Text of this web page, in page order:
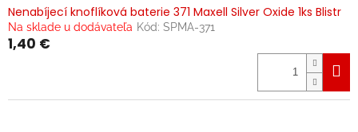
Nenabíjecí knoflíková baterie 371 Maxell Silver Oxide 1ks Blistr
Na sklade u dodávateľa Kód: SPMA-371
1,40 €